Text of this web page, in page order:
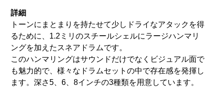
詳細
トーンにまとまりを持たせて少しドライなアタックを得
るために、1.2ミリのスチールシェルにラージハンマリ
ングを加えたスネアドラムです。
このハンマリングはサウンドだけでなくビジュアル面で
も魅力的で、様々なドラムセットの中で存在感を発揮し
ます。深さ5、6、8インチの3種類を用意しています。